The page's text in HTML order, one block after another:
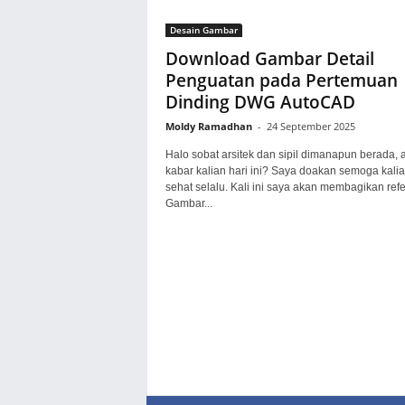
Desain Gambar
Download Gambar Detail
Penguatan pada Pertemuan
Dinding DWG AutoCAD
Moldy Ramadhan - 24 September 2025
Halo sobat arsitek dan sipil dimanapun berada,
kabar kalian hari ini? Saya doakan semoga
sehat selalu. Kali ini saya akan membagikan
Gambar...